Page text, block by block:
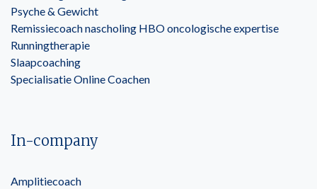
Psyche & Gewicht
Remissiecoach nascholing HBO oncologische expertise
Runningtherapie
Slaapcoaching
Specialisatie Online Coachen
In-company
Amplitiecoach